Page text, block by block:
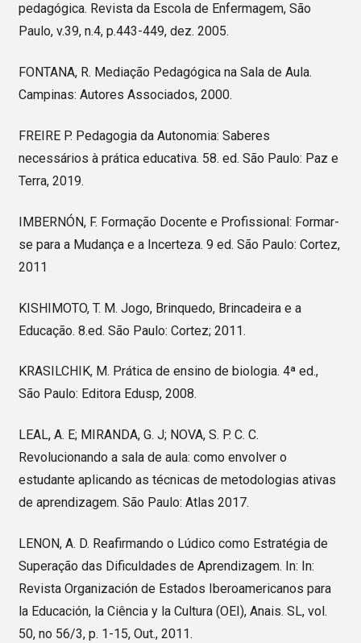
pedagógica. Revista da Escola de Enfermagem, São
Paulo, v.39, n.4, p.443-449, dez. 2005.
FONTANA, R. Mediação Pedagógica na Sala de Aula.
Campinas: Autores Associados, 2000.
FREIRE P. Pedagogia da Autonomia: Saberes
necessários à prática educativa. 58. ed. São Paulo: Paz e
Terra, 2019.
IMBERNÓN, F. Formação Docente e Profissional: Formar-
se para a Mudança e a Incerteza. 9 ed. São Paulo: Cortez,
2011
KISHIMOTO, T. M. Jogo, Brinquedo, Brincadeira e a
Educação. 8.ed. São Paulo: Cortez; 2011.
KRASILCHIK, M. Prática de ensino de biologia. 4ª ed.,
São Paulo: Editora Edusp, 2008.
LEAL, A. E; MIRANDA, G. J; NOVA, S. P. C. C.
Revolucionando a sala de aula: como envolver o
estudante aplicando as técnicas de metodologias ativas
de aprendizagem. São Paulo: Atlas 2017.
LENON, A. D. Reafirmando o Lúdico como Estratégia de
Superação das Dificuldades de Aprendizagem. In: In:
Revista Organización de Estados Iberoamericanos para
la Educación, la Ciência y la Cultura (OEI), Anais. SL, vol.
50, no 56/3, p. 1-15, Out., 2011.